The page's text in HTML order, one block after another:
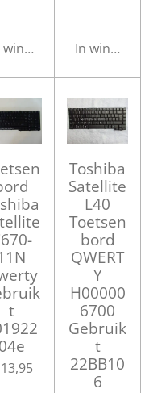
winkelwagenIn
t
04e
Toshiba
Satellite
L40
Toetsen
bord
QWERT
Y
H00000
6700
Gebruik
t
22BB10
6